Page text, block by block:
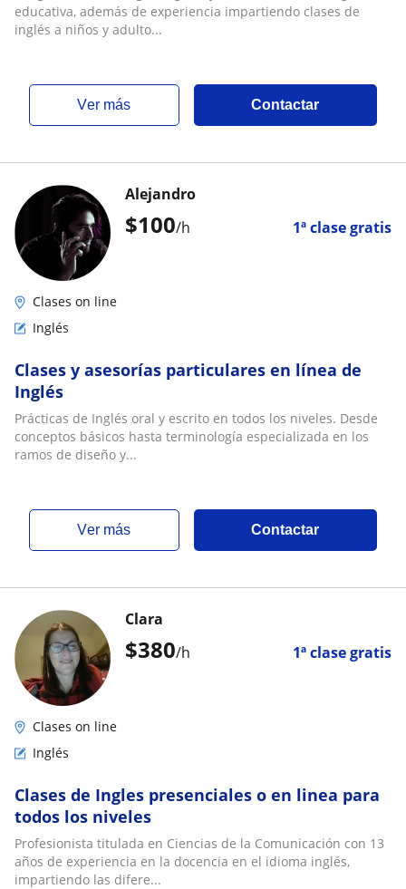
educativa, además de experiencia impartiendo clases de
inglés a niños y adulto...
ver más Contactar
$100/h 1ª clase gratis
Alejandro
Clases on line
Inglés
Clases y asesorías particulares en línea de
Inglés
Prácticas de Inglés oral y escrito en todos los niveles. Desde
conceptos básicos hasta terminología especializada en los
ramos de diseño y...
ver más Contactar
$380/h 1ª clase gratis
Clara
Clases on line
Inglés
Clases de Ingles presenciales o en linea para
todos los niveles
Profesionista titulada en Ciencias de la Comunicación con 13
años de experiencia en la docencia en el idioma inglés,
impartiendo las difere...